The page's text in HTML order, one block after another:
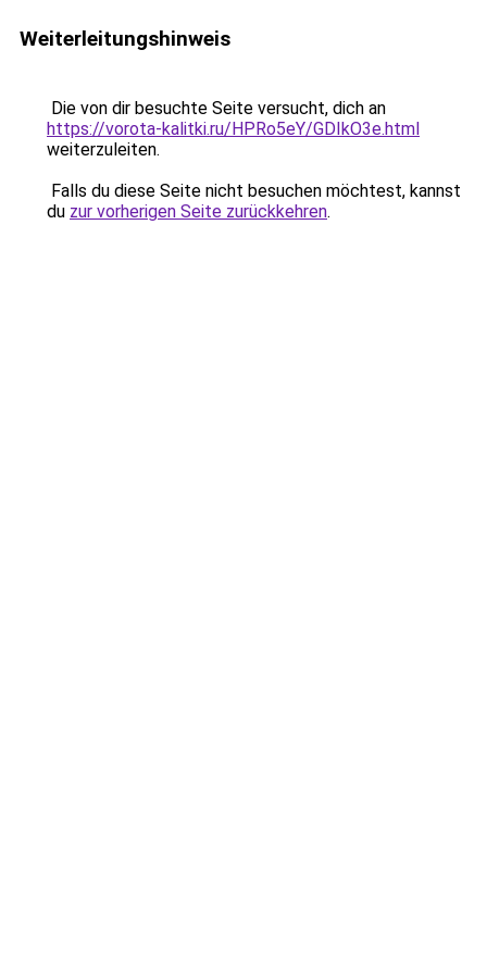
Weiterleitungshinweis
Die von dir besuchte Seite versucht, dich an
https://vorota-kalitki.ru/HPRo5eY/GDIkO3e.html
weiterzuleiten.
Falls du diese Seite nicht besuchen möchtest, kannst
du zur vorherigen Seite zurückkehren.